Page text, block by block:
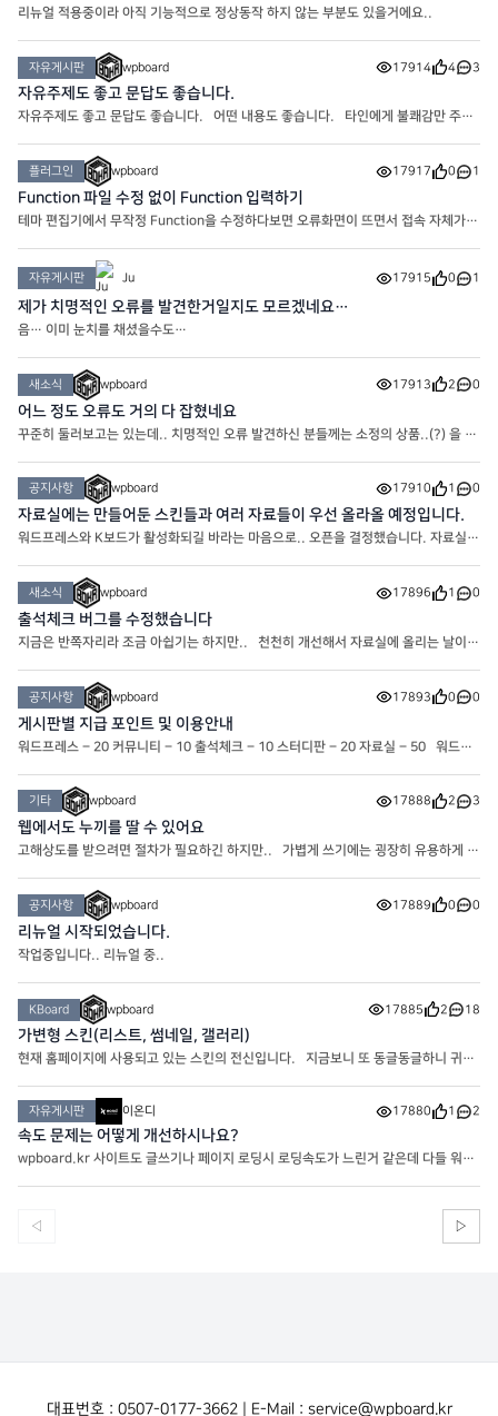
리뉴얼 적용중이라 아직 기능적으로 정상동작 하지 않는 부분도 있을거에요..
자유게시판 wpboard 17914 4 3
자유주제도 좋고 문답도 좋습니다.
자유주제도 좋고 문답도 좋습니다. 어떤 내용도 좋습니다. 타인에게 불쾌감만 주지
플러그인 wpboard 17917 0 1
Function 파일 수정 없이 Function 입력하기
테마 편집기에서 무작정 Function을 수정하다보면 오류화면이 뜨면서 접속 자체가
플러그인을 이용해봅시다. 바로 ‘코드 스니펫’ 입니다.
자유게시판 Ju 17915 0 1
제가 치명적인 오류를 발견한거일지도 모르겠네요…
음… 이미 눈치를 채셨을수도…
새소식 wpboard 17913 2 0
어느 정도 오류도 거의 다 잡혔네요
꾸준히 둘러보고는 있는데.. 치명적인 오류 발견하신 분들께는 소정의 상품..(?) 을 드
공지사항 wpboard 17910 1 0
자료실에는 만들어둔 스킨들과 여러 자료들이 우선 올라올 예정입니다.
워드프레스와 K보드가 활성화되길 바라는 마음으로.. 오픈을 결정했습니다. 자료실에
새소식 wpboard 17896 1 0
출석체크 버그를 수정했습니다
지금은 반쪽자리라 조금 아쉽기는 하지만.. 천천히 개선해서 자료실에 올리는 날이
공지사항 wpboard 17893 0 0
게시판별 지급 포인트 및 이용안내
워드프레스 – 20 커뮤니티 – 10 출석체크 – 10 스터디판 – 20 자료실 – 50 워드프
주는 행위는 제재 대상입니다. 스터디판 : 워드프레스에 도
기타 wpboard 17888 2 3
웹에서도 누끼를 딸 수 있어요
고해상도를 받으려면 절차가 필요하긴 하지만.. 가볍게 쓰기에는 굉장히 유용하게 사
공지사항 wpboard 17889 0 0
리뉴얼 시작되었습니다.
작업중입니다.. 리뉴얼 중..
KBoard wpboard 17885 2 18
가변형 스킨(리스트, 썸네일, 갤러리)
현재 홈페이지에 사용되고 있는 스킨의 전신입니다. 지금보니 또 동글동글하니 귀엽
자유게시판 이온디 17880 1 2
속도 문제는 어떻게 개선하시나요?
wpboard.kr 사이트도 글쓰기나 페이지 로딩시 로딩속도가 느린거 같은데 다들 워프
◁ ▷
대표번호 : 0507-0177-3662 | E-Mail : service@wpboard.kr